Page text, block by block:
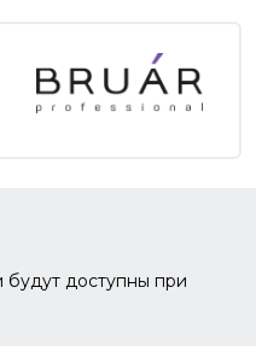
будут доступны при